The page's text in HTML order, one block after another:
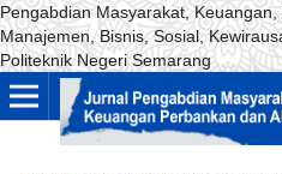
Pengabdian Masyarakat,
Manajemen, Bisnis, Sosial,
Politeknik Negeri Semarang